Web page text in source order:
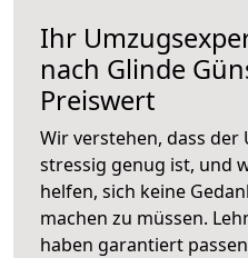
Ihr
nach Glinde
Preiswert
Wir verstehen, dass der
stressig genug ist, und
helfen, sich keine
machen zu müssen.
haben garantiert